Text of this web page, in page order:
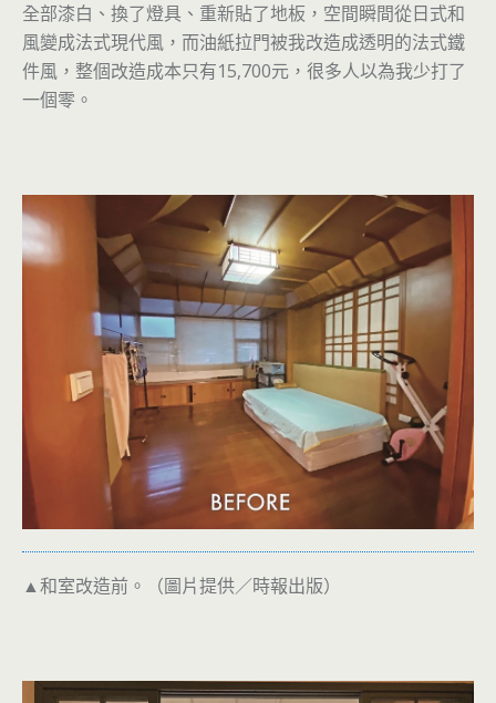
全部漆白、換了燈具、重新貼了地板，空間瞬間從日式和
風變成法式現代風，而油紙拉門被我改造成透明的法式鐵
件風，整個改造成本只有15,700元，很多人以為我少打了
一個零。
▲和室改造前。（圖片提供／時報出版）